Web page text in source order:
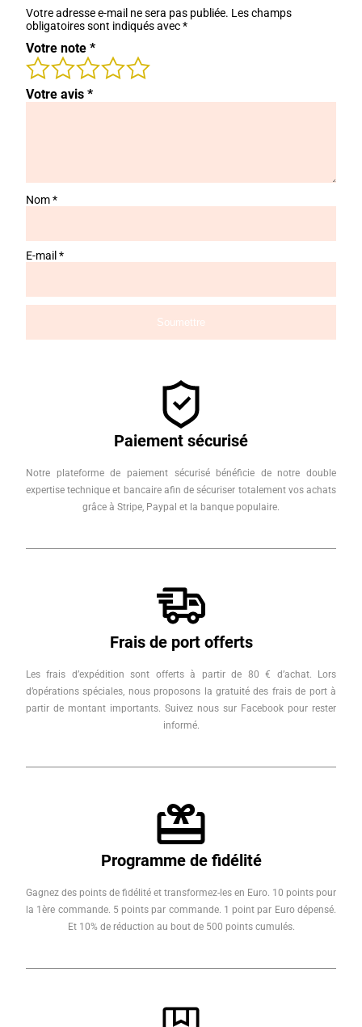
Votre adresse e-mail ne sera pas publiée. Les champs
obligatoires sont indiqués avec*
Votre note *
Votre avis *
Nom*
E-mail *
Paiement sécurisé
Notre plateforme de paiement sécurisé bénéficie de notre double
expertise technique et bancaire afin de sécuriser totalement vos achats
grâce à Stripe, Paypal et la banque populaire.
Frais de port offerts
Les frais d’expédition sont offerts à partir de 80 € d’achat. Lors
d’opérations spéciales, nous proposons la gratuité des frais de port à
partir de montant importants. Suivez nous sur Facebook pour rester
informé.
Programme de fidélité
Gagnez des points de fidélité et transformez-les en Euro. 10 points pour
la 1ère commande. 5 points par commande. 1 point par Euro dépensé.
Et 10% de réduction au bout de 500 points cumulés.